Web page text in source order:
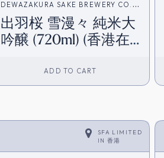
DEWAZAKURA SAKE BREWERY CO.
(出羽櫻酒造)
出羽桜 雪漫々 純米大
吟醸 (720ml) (香港在
ADD TO CART
SFA LIMITED
IN香港